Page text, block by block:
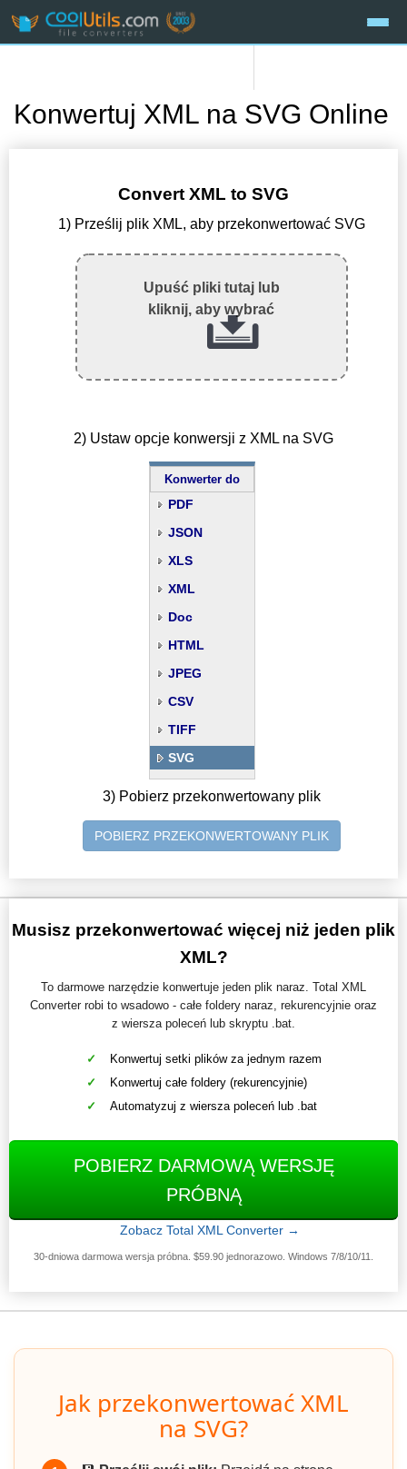
Konwertuj XML na SVG Online
Convert XML to SVG
1) Prześlij plik XML, aby przekonwertować SVG
Upuść pliki tutaj lub
kliknij, aby wybrać
2) Ustaw opcje konwersji z XML na SVG
Konwerter do
PDF
JSON
XLS
XML
Doc
HTML
JPEG
CSV
TIFF
SVG
3) Pobierz przekonwertowany plik
POBIERZ PRZEKONWERTOWANY PLIK
Musisz przekonwertować więcej niż jeden plik
XML?
To darmowe narzędzie konwertuje jeden plik naraz. Total XML
Converter robi to wsadowo - całe foldery naraz, rekurencyjnie oraz
z wiersza poleceń lub skryptu .bat.
Konwertuj setki plików za jednym razem
Konwertuj całe foldery (rekurencyjnie)
Automatyzuj z wiersza poleceń lub .bat
POBIERZ DARMOWĄ WERSJĘ
PRÓBNĄ
Zobacz Total XML Converter →
30-dniowa darmowa wersja próbna. $59.90 jednorazowo. Windows 7/8/10/11.
Jak przekonwertować XML
na SVG?